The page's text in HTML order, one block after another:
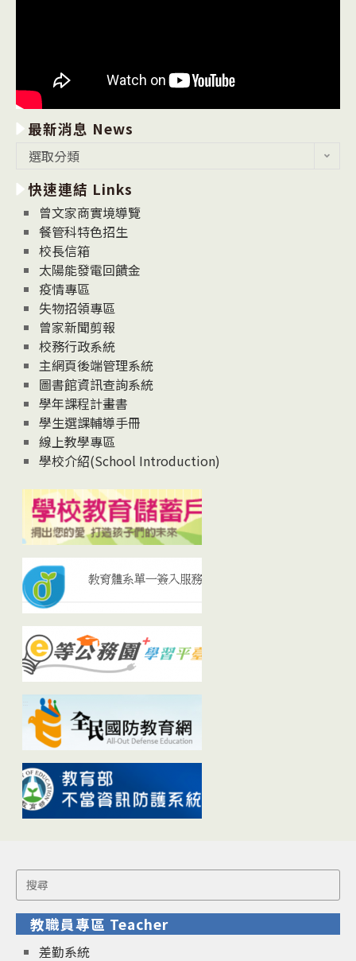
最新消息 News
消
息
News
選取分類
快速連結 Links
曾文家商實境導覽
餐管科特色招生
校長信箱
太陽能發電回饋金
疫情專區
失物招領專區
曾家新聞剪報
校務行政系統
主網頁後端管理系統
圖書館資訊查詢系統
學年課程計畫書
學生選課輔導手冊
線上教學專區
學校介紹(School Introduction)
Search
for:
教職員專區 Teacher
差勤系統